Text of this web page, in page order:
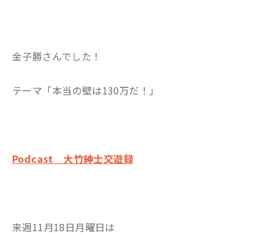
金子勝さんでした！
テーマ「本当の壁は130万だ！」
Podcast 大竹紳士交遊録
来週11月18日月曜日は